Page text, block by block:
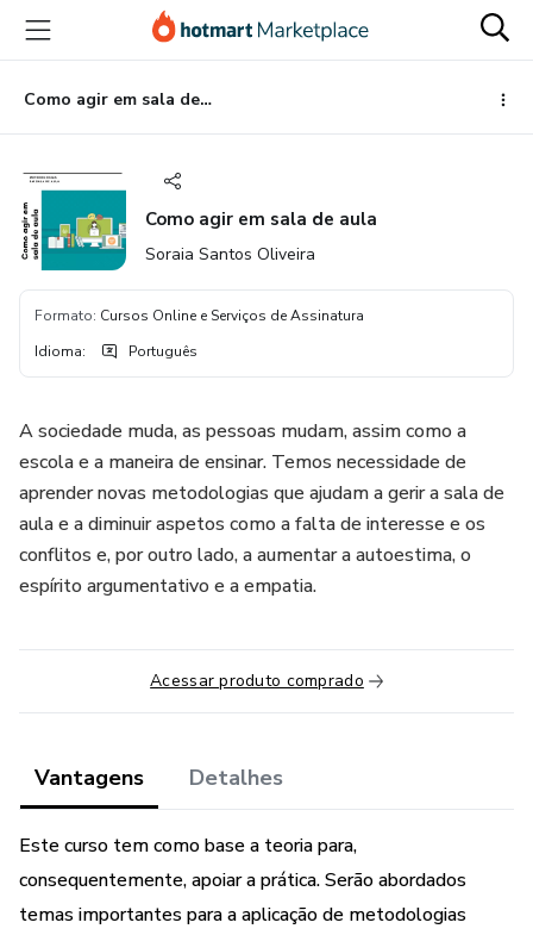
para
conteúdo
principal
para
pagamento
para
rodapé
Como agir em sala de aula
Como agir em sala de aula
Soraia Santos Oliveira
Formato: Cursos Online e Serviços de Assinatura
Idioma: Português
A sociedade muda, as pessoas mudam, assim como a
escola e a maneira de ensinar. Temos necessidade de
aprender novas metodologias que ajudam a gerir a sala de
aula e a diminuir aspetos como a falta de interesse e os
conflitos e, por outro lado, a aumentar a autoestima, o
espírito argumentativo e a empatia.
Acessar produto comprado
Vantagens Detalhes
Este curso tem como base a teoria para,
consequentemente, apoiar a prática. Serão abordados
temas importantes para a aplicação de metodologias